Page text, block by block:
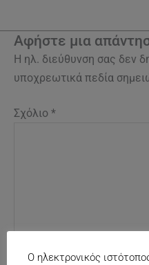
Αφήστε μια
Η ηλ. διεύθυνση σας δεν
υποχρεωτικά πεδία
Σχόλιο *
Ο ηλεκτρονικός